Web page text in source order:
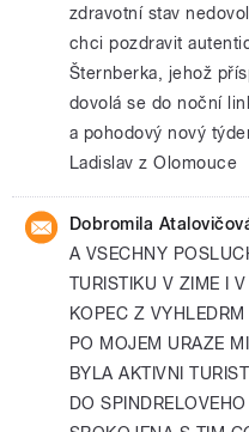
zdravotní stav
chci pozdravit
Šternberka, jehož
dovolá se do noční
a pohodový nový
Ladislav z Olomouce
Dobromila
A VSECHNY
TURISTIKU V ZIME I
KOPEC Z
PO MOJEM URAZE
BYLA AKTIVNI
DO